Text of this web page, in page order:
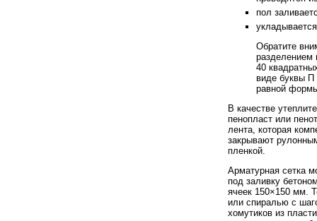
пол
Обратите
разделением
40
виде буквы П
равной
В качестве
пенопласт или
лента, которая
закрывают
пленкой.
Арматурная сетка
под заливку
ячеек 150×150 мм.
или спиралью с
хомутиков из